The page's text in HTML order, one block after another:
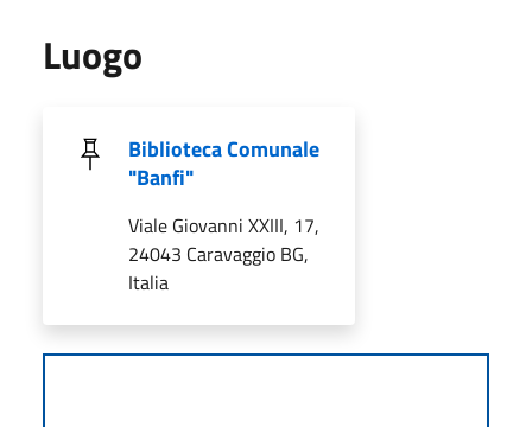
Luogo
Biblioteca Comunale
"Banfi"
Viale Giovanni XXIII, 17,
24043 Caravaggio BG,
Italia